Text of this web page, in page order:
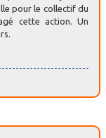
pour le collectif du
cette action. Un